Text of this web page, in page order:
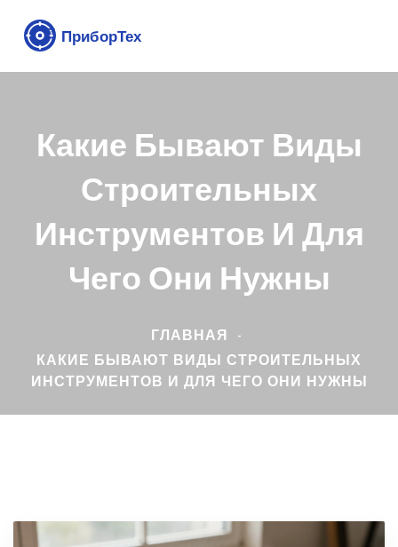
Какие Бывают Виды
Строительных
Инструментов И Для
Чего Они Нужны
ГЛАВНАЯ
КАКИЕ БЫВАЮТ ВИДЫ СТРОИТЕЛЬНЫХ
ИНСТРУМЕНТОВ И ДЛЯ ЧЕГО ОНИ НУЖНЫ